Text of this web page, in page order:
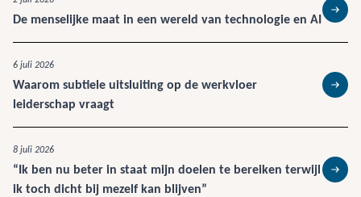
De menselijke maat in een wereld van technologie en AI Lees
6 juli 2026
Waarom subtiele uitsluiting op de werkvloer
leiderschap vraagt
Lees
8 juli 2026
“Ik ben nu beter in staat mijn doelen te bereiken terwijl
ik toch dicht bij mezelf kan blijven”
Lees